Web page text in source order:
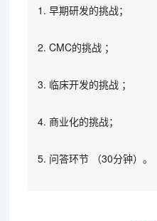
1. 早期研发的挑战；
2. CMC的挑战 ；
3. 临床开发的挑战 ；
4. 商业化的挑战；
5. 问答环节 （30分钟）。